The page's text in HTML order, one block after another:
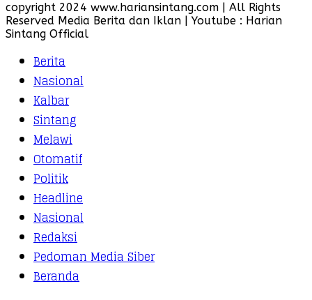
copyright 2024 www.hariansintang.com | All Rights
Reserved Media Berita dan Iklan | Youtube : Harian
Sintang Official
Berita
Nasional
Kalbar
Sintang
Melawi
Otomatif
Politik
Headline
Nasional
Redaksi
Pedoman Media Siber
Beranda